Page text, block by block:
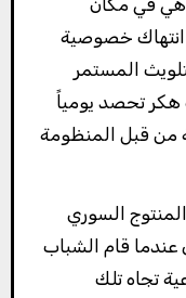
خصوصية
المستمر
تحصد يومياً
من قبل المنظومة
السوري
عندما قام الشباب
تجاه تلك